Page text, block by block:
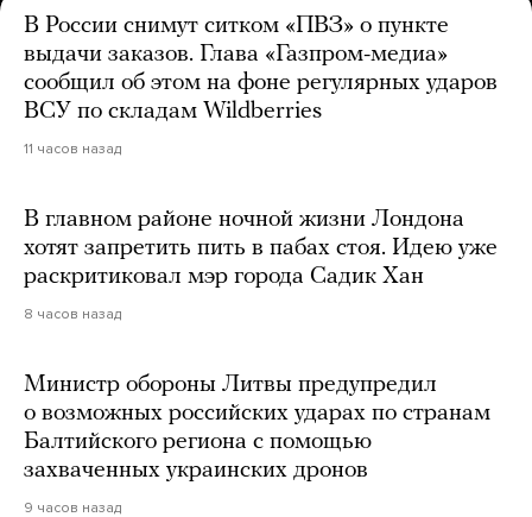
В России снимут ситком «ПВЗ» о пункте
выдачи заказов. Глава «Газпром-медиа»
сообщил об этом на фоне регулярных ударов
ВСУ по складам Wildberries
11 часов назад
В главном районе ночной жизни Лондона
хотят запретить пить в пабах стоя. Идею уже
раскритиковал мэр города Садик Хан
8 часов назад
Министр обороны Литвы предупредил
о возможных российских ударах по странам
Балтийского региона с помощью
захваченных украинских дронов
9 часов назад